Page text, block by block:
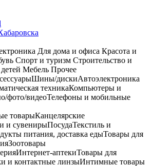
Для дома и офиса Красота и
Спорт и туризм Строительство и
Мебель Прочее
Шины/дискиАвтоэлектроника
техникаКомпьютеры и
фото/видеоТелефоны и мобильные
товарыКанцелярские
и сувенирыПосудаТекстиль и
питания, доставка едыТовары для
Зоотовары
Интернет-аптекиТовары для
и контактные линзыИнтимные товары